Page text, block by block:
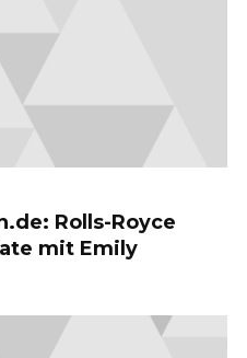
Rolls-Royce
mit Emily